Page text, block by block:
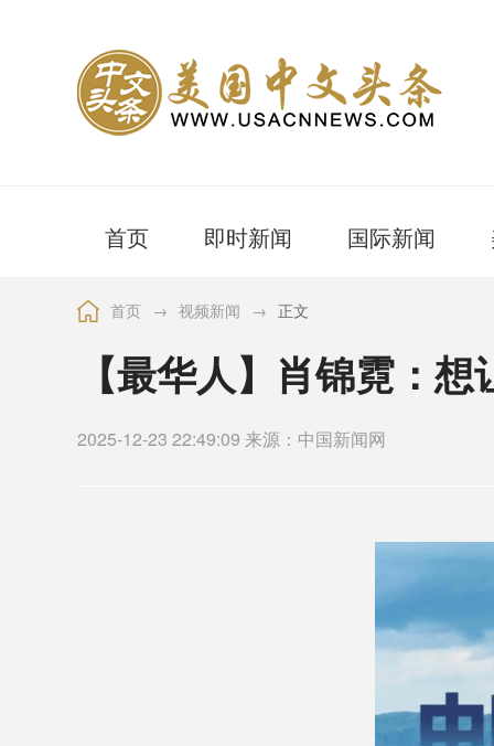
首页 即时新闻 国际新闻
首页 → 视频新闻 → 正文
【最华人】肖锦霓：
2025-12-23 22:49:09 来源：中国新闻网